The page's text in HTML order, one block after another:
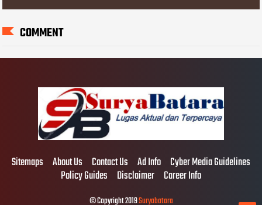
COMMENT
Sitemaps About Us Contact Us Ad Info Cyber Media Guidelines
Policy Guides Disclaimer Career Info
© Copyright 2019Suryabatara